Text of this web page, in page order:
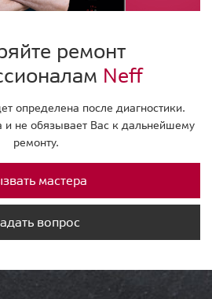
ремонт
Neff
определена после диагностики.
и не обязывает Вас к дальнейшему
ремонту.
мастера
вопрос